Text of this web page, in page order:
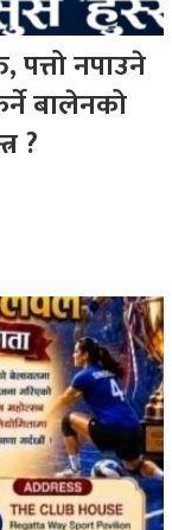
पत्तो नपाउने
बालेनको
?